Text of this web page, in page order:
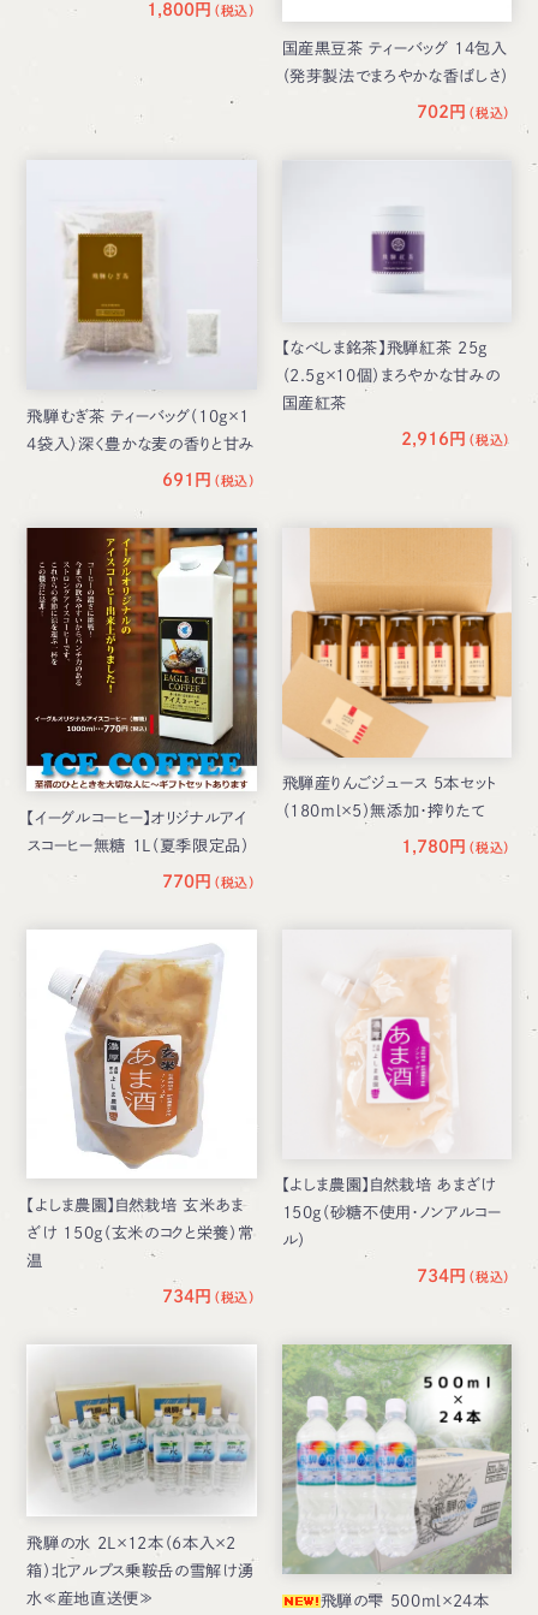
1,800円
国産黒豆茶 ティーバッグ 14包入
（発芽製法でまろやかな香ばしさ）
702円
飛騨むぎ茶 ティーバッグ（10g×1
4袋入）深く豊かな麦の香りと甘み
691円
【なべしま銘茶】飛騨紅茶 25g
（2.5g×10個）まろやかな甘みの
国産紅茶
2,916円
【イーグルコーヒー】オリジナルアイ
スコーヒー無糖 1L（夏季限定品）
770円
飛騨産りんごジュース 5本セット
（180ml×5）無添加・搾りたて
1,780円
【よしま農園】自然栽培 玄米あま
ざけ 150g（玄米のコクと栄養）常
温
734円
【よしま農園】自然栽培 あまざけ
150g（砂糖不使用・ノンアルコー
ル）
734円
飛騨の水 2L×12本（6本入×2
箱）北アルプス乗鞍岳の雪解け湧
水≪産地直送便≫
飛騨の雫 500ml×24本